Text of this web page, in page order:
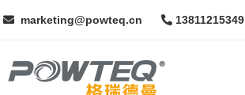
marketing@powteq.cn 13811215349